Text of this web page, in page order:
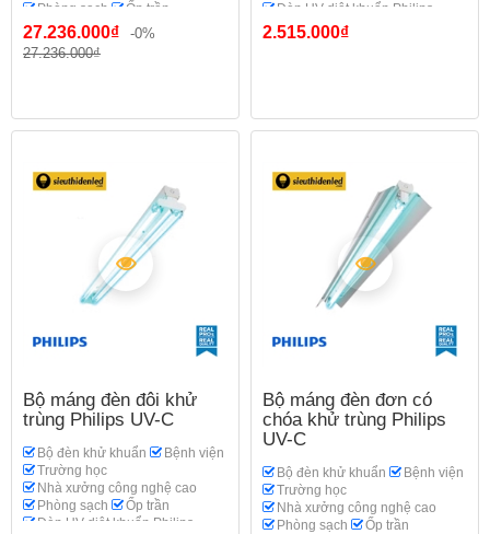
Phòng sạch
Ốp trần
Đèn UV diệt khuẩn Philips
27.236.000₫
-0%
27.236.000₫
Đèn UV diệt khuẩn Philips
2.515.000₫
Bộ máng đèn đôi khử
trùng Philips UV-C
Bộ đèn khử khuẩn
Bệnh viện
Trường học
Nhà xưởng công nghệ cao
Phòng sạch
Ốp trần
Đèn UV diệt khuẩn Philips
Bộ máng đèn đơn có
chóa khử trùng Philips
UV-C
Bộ đèn khử khuẩn
Bệnh viện
Trường học
Nhà xưởng công nghệ cao
Phòng sạch
Ốp trần